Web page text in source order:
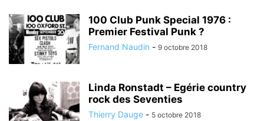
100 Club Punk Special 1976 :
Premier Festival Punk ?
Fernand Naudin - 9 octobre 2018
Linda Ronstadt – Egérie country
rock des Seventies
Thierry Dauge - 5 octobre 2018